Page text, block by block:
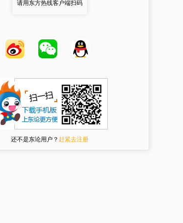
请用东方热线客户端扫码
还不是东论用户？ 赶紧去注册